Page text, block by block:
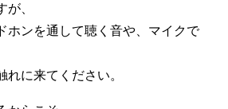
、
ホンを通して聴く音や、マイクで
に来てください。